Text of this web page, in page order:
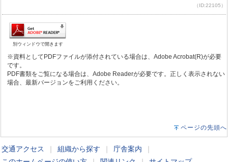
（ID:22105）
別ウィンドウで開きます
※資料としてPDFファイルが添付されている場合は、Adobe Acrobat(R)が必要
です。
PDF書類をご覧になる場合は、Adobe Readerが必要です。正しく表示されない
場合、最新バージョンをご利用ください。
ページの先頭へ
交通アクセス 組織から探す 庁舎案内